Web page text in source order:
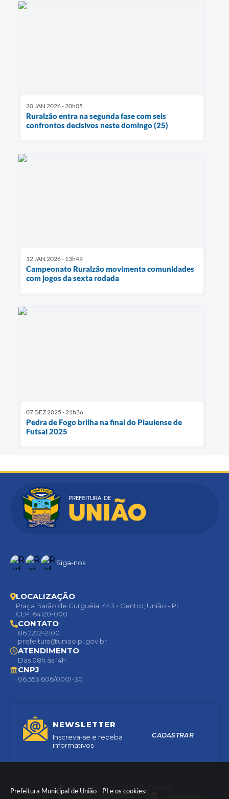
Prefeitura Municipal de União - PI e os cookies:
20 JAN 2026 - 20h05
Ruralzão entra na segunda fase com seis
confrontos decisivos neste domingo (25)
12 JAN 2026 - 13h49
Campeonato Ruralzão movimenta comunidades
com jogos da sexta rodada
07 DEZ 2025 - 21h36
Pedra de Fogo brilha na final do Piauiense de
Futsal 2025
Siga-nos
NEWSLETTER
Inscreva-se e receba
informativos
CADASTRAR
LOCALIZAÇÃO
Praça Barão de Gurguéia, 443 - Centro, União - PI
CEP: 64120-000
CONTATO
86 2222-2100
prefeitura@uniao.pi.gov.br
ATENDIMENTO
Das 08h às 14h
CNPJ
06.553.606/0001-30
Versão do Sistema:
3.5.3 - 19/06/2026
Portal atualizado em:
05/08/2026 15:49